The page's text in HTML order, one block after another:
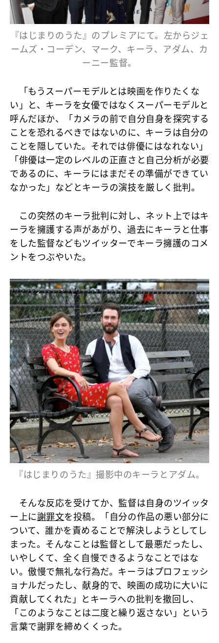
『はじまりのうた』のプレミアにて。左からジェ
ームズ・コーデン、マーク、キーラ、アダム、カ
ーニー監督。
「もうスーパーモデルとは映画を作りたくな
い」と、キーラを女優ではなくスーパーモデルと
呼んだほか、「カメラの前で自分自身を探究する
ことを恐れるべきではないのに、キーラは自分の
ことを隠していた。それでは俳優にはなれない」
「俳優は一定のレベルの正直さと自己分析が必要
であるのに、キーラにはまだその準備ができてい
なかった」などとキーラの演技を厳しく批判。
この突然のキーラ批判に対し、ネット上ではキ
ーラを擁護する声があがり、過去にキーラと仕事
をした監督などもツイッターでキーラ擁護のコメ
ントをつぶやいた。
『はじまりのうた』撮影中のキーラとアダム。
そんな反応を受けてか、監督は自身のツイッタ
ー上に謝罪文を投稿。「自分の作品の悪い部分に
ついて、誰かを責めることで解決しようとしてし
まった。そんなことは監督として最悪だったし、
いやしくて、全く自慢できるようなことではな
い。傲慢で無礼な行為だ。キーラはプロフェッシ
ョナルだったし、献身的で、映画の成功に大いに
貢献してくれた」とキーラへの批判を撤回し、
「このようなことは二度と繰り返さない」という
言葉で謝罪を締めくくった。